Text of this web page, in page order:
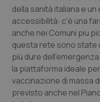
Piemonte
Provincia
Provincia
Puglia
HIV
Infezioni &
Ipertensione &
Malattie rare
della sanità italiana e
accessibilità: c'è una
anche nei Comuni piu
questa rete sono state
più dure
la piattaforma ideale
vaccinazione di massa
previsto anche nel